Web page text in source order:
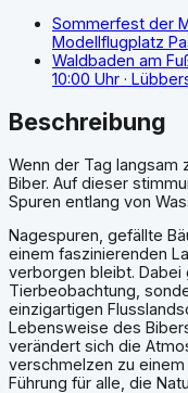
Sommerfest der
Modellflugplatz
Waldbaden am
10:00 Uhr ·
Beschreibung
Wenn der Tag langsam
Biber. Auf dieser
Spuren entlang von
Nagespuren, gefällte
einem faszinierenden
verborgen bleibt. Dabei
Tierbeobachtung,
einzigartigen
Lebensweise des
verändert sich die
verschmelzen zu einem
Führung für alle, die